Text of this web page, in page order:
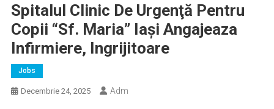
Spitalul Clinic De Urgenţă Pentru
Copii “Sf. Maria” Iaşi Angajeaza
Infirmiere, Ingrijitoare
Jobs
Decembrie 24, 2025 Adm